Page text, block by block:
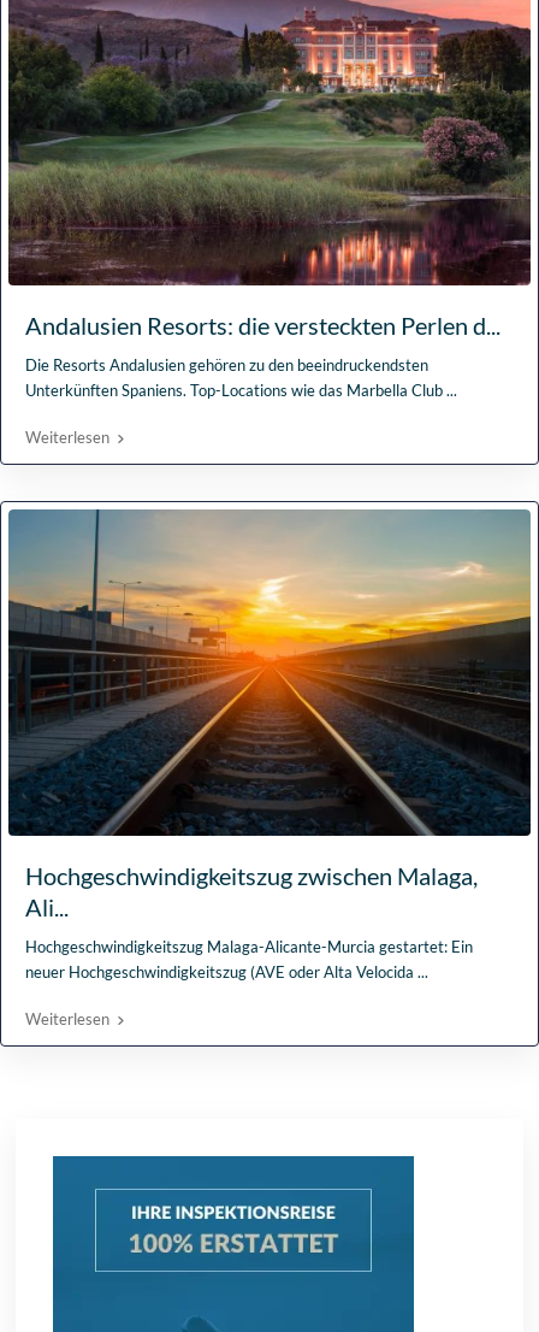
Andalusien Resorts: die versteckten Perlen d...
Die Resorts Andalusien gehören zu den beeindruckendsten
Unterkünften Spaniens. Top-Locations wie das Marbella Club...
Weiterlesen
Hochgeschwindigkeitszug zwischen Malaga,
Ali...
Hochgeschwindigkeitszug Malaga-Alicante-Murcia gestartet: Ein
neuer Hochgeschwindigkeitszug (AVE oder Alta Velocida...
Weiterlesen